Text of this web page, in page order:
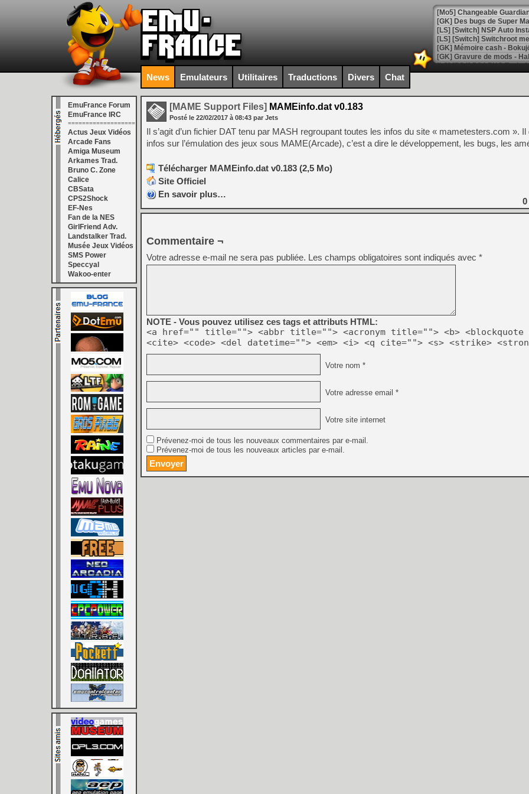
[Mo5] Changeable
[GK] Des bugs de Super
[LS] [Switch] NSP Auto
[GK] La saga horrifique
[GK] Le portage de Super
[Mo5] Le jeu de course
[GK] Guillermo del Toro
[GK] Mistfall Hunter : déjà
[GK] Wo Long 2 évolue
[GK] Crossfire : un TPS à
[LS] [PS5] Premiers
[Mo5] DOOM arrive en
[GK] Roblox : l'action en
[GK] Agenda - GeForce
[GK] Devolver Digital en a
[LS] [PS5] ps5-y2jb-
[GK] Pourquoi Marvel
[GK] Test : Restory : Chill
[GK] GTA 6 : Rockstar
[GK] Hot Wheels Infinite
[GK] Mémoire cash -
[GK] Résultats Nintendo :
[GK] Déjà des
[GK] "Vous ne serez
News Emulateurs Utilitaires Traductions Divers Chat
EmuFrance Forum
EmuFrance IRC
===================
Actus Jeux Vidéos
Arcade Fans
Amiga Museum
Arkames Trad.
Bruno C. Zone
Calice
CBSata
CPS2Shock
EF-Nes
Fan de la NES
GirlFriend Adv.
Landstalker Trad.
Musée Jeux Vidéos
SMS Power
Speccyal
Wakoo-enter
[MAME Support Files] MAMEinfo.dat v0.183
Posté le 22/02/2017 à 08:43 par Jets
Il s’agit d’un fichier DAT tenu par MASH regroupant toutes les infos du site « mametesters.com ». Il
infos sur l’émulation des jeux sous MAME(Arcade), c’est a dire le développement, les bugs, les
Télécharger MAMEinfo.dat v0.183 (2,5 Mo)
Site Officiel
En savoir plus…
0
Commentaire ¬
Votre adresse e-mail ne sera pas publiée. Les champs obligatoires sont indiqués avec *
NOTE - Vous pouvez utilisez ces tags et attributs HTML:
<a href="" title=""> <abbr title=""> <acronym title=""> <b> <blockquote
<cite> <code> <del datetime=""> <em> <i> <q cite=""> <s> <strike>
Votre nom *
Votre adresse email *
Votre site internet
Prévenez-moi de tous les nouveaux commentaires par e-mail.
Prévenez-moi de tous les nouveaux articles par e-mail.